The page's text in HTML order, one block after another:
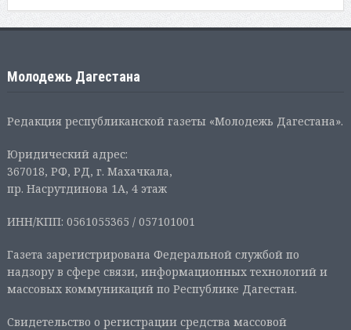
Молодежь Дагестана
Редакция республиканской газеты «Молодежь Дагестана».
Юридический адрес:
367018, РФ, РД, г. Махачкала,
пр. Насрутдинова 1А, 4 этаж
ИНН/КПП: 0561055365 / 057101001
Газета зарегистрирована Федеральной службой по
надзору в сфере связи, информационных технологий и
массовых коммуникаций по Республике Дагестан.
Свидетельство о регистрации средства массовой